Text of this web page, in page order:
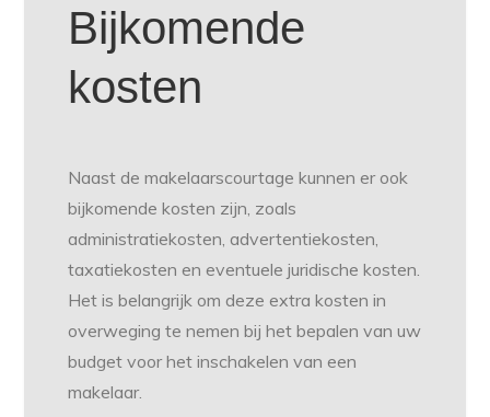
Bijkomende
kosten
Naast de makelaarscourtage kunnen er ook
bijkomende kosten zijn, zoals
administratiekosten, advertentiekosten,
taxatiekosten en eventuele juridische kosten.
Het is belangrijk om deze extra kosten in
overweging te nemen bij het bepalen van uw
budget voor het inschakelen van een
makelaar.